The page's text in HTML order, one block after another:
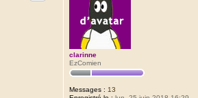
clarinne
EzComien
Messages : 13